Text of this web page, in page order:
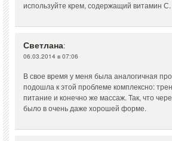
используйте крем, содержащий витамин С.
Светлана:
06.03.2014 в 07:06
В свое время у меня была аналогичная
подошла к этой проблеме комплексно:
питание и конечно же массаж. Так, что
было в очень даже хорошей форме.